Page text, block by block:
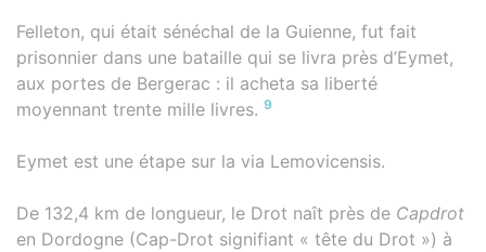
Felleton, qui était sénéchal de la Guienne, fut fait
prisonnier dans une bataille qui se livra près d’Eymet,
aux portes de Bergerac : il acheta sa liberté
moyennant trente mille livres. 9
Eymet est une étape sur la via Lemovicensis.
De 132,4 km de longueur, le Drot naît près de Capdrot
en Dordogne (Cap-Drot signifiant « tête du Drot ») à